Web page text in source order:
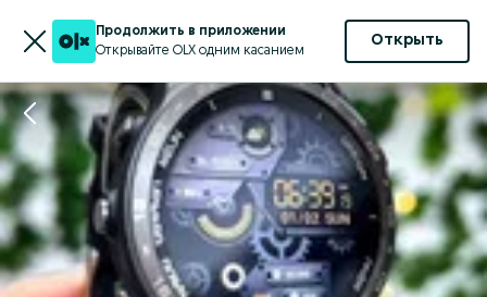
Продолжить в приложении
Открывайте OLX одним касанием
Открыть